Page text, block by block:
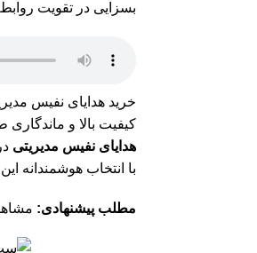
بسزایی در تقویت
خرید هدایای نفیس
کیفیت بالا و
هدایای نفیس مدیریتی
با انتخاب هوشمندانه
مطلب پیشنهادی: